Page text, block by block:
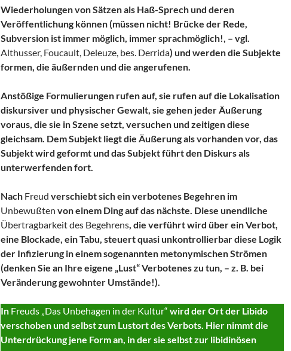
Wiederholungen von Sätzen als Haß-Sprech und deren
Veröffentlichung können (müssen nicht! Brücke der Rede,
Subversion ist immer möglich, immer sprachmöglich!, – vgl.
Althusser, Foucault, Deleuze, bes. Derrida) und werden die Subjekte
formen, die äußernden und die angerufenen.
Anstößige Formulierungen rufen auf, sie rufen auf die Lokalisation
diskursiver und physischer Gewalt, sie gehen jeder Äußerung
voraus, die sie in Szene setzt, versuchen und zeitigen diese
gleichsam. Dem Subjekt liegt die Äußerung als vorhanden vor, das
Subjekt wird geformt und das Subjekt führt den Diskurs als
unterwerfenden fort.
Nach Freud verschiebt sich ein verbotenes Begehren im
Unbewußten von einem Ding auf das nächste. Diese unendliche
Übertragbarkeit des Begehrens, die verführt wird über ein Verbot,
eine Blockade, ein Tabu, steuert quasi unkontrollierbar diese Logik
der Infizierung in einem sogenannten metonymischen Strömen
(denken Sie an Ihre eigene „Lust“ Verbotenes zu tun, – z. B. bei
Veränderung gewohnter Umstände!).
In Freuds „Das Unbehagen in der Kultur“ wird der Ort der Libido
verschoben und selbst zum Lustort des Verbots. Hier nimmt die
Unterdrückung jene Form an, in der sie selbst zur libidinösen